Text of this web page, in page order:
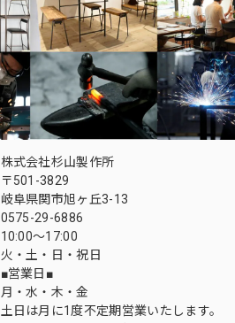
株式会社杉山製作所
〒501-3829
岐阜県関市旭ヶ丘3-13
0575-29-6886
10:00～17:00
火・土・日・祝日
■営業日■
月・水・木・金
土日は月に1度不定期営業いたします。